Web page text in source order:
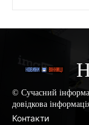
© Сучасний
довідкова
Контакти